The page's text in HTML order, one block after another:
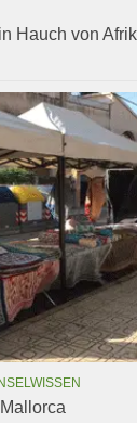
Hauch von
INSELWISSEN